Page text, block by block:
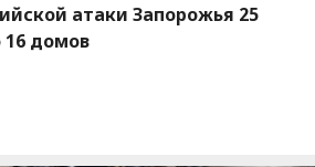
атаки Запорожья 25
домов